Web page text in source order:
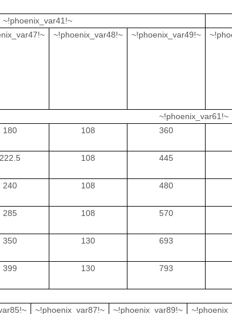
~!phoenix_var41!~
~!phoenix_var48!~ ~!phoenix_var49!~
~!phoenix_var61!~
180 108 360
222.5 108 445
240 108 480
285 108 570
350 130 693
399 130 793
~!phoenix_var87!~ ~!phoenix_var89!~